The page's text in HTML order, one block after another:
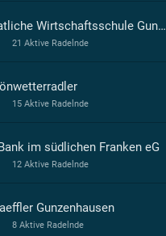
Staatliche Wirtschaftsschule Gunzenhausen
21 Aktive Radelnde
15 Aktive Radelnde
im südlichen Franken eG
12 Aktive Radelnde
Gunzenhausen
8 Aktive Radelnde